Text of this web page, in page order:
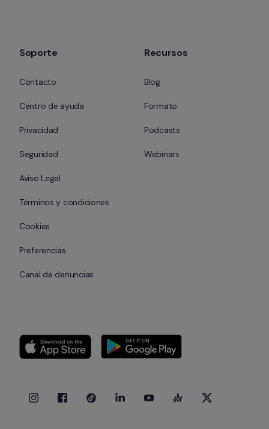
Soporte
Contacto
Centro de ayuda
Privacidad
Seguridad
Aviso Legal
Términos y condiciones
Cookies
Preferencias
Canal de denuncias
Recursos
Blog
Formato
Podcasts
Webinars